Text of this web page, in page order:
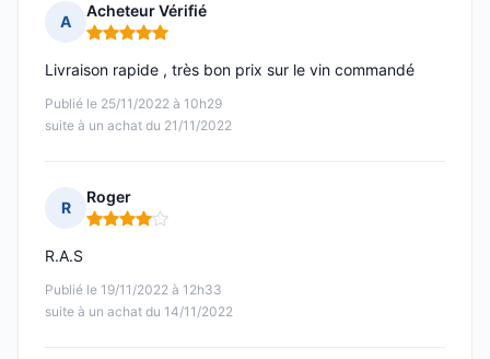
A
Acheteur Vérifié
Note : 5 sur 5
Publié le 25/11/2022 à 10h29
suite à un achat du 21/11/2022
Livraison rapide , très bon prix sur le vin commandé
R
Roger
Note : 4 sur 5
Publié le 19/11/2022 à 12h33
suite à un achat du 14/11/2022
R.A.S